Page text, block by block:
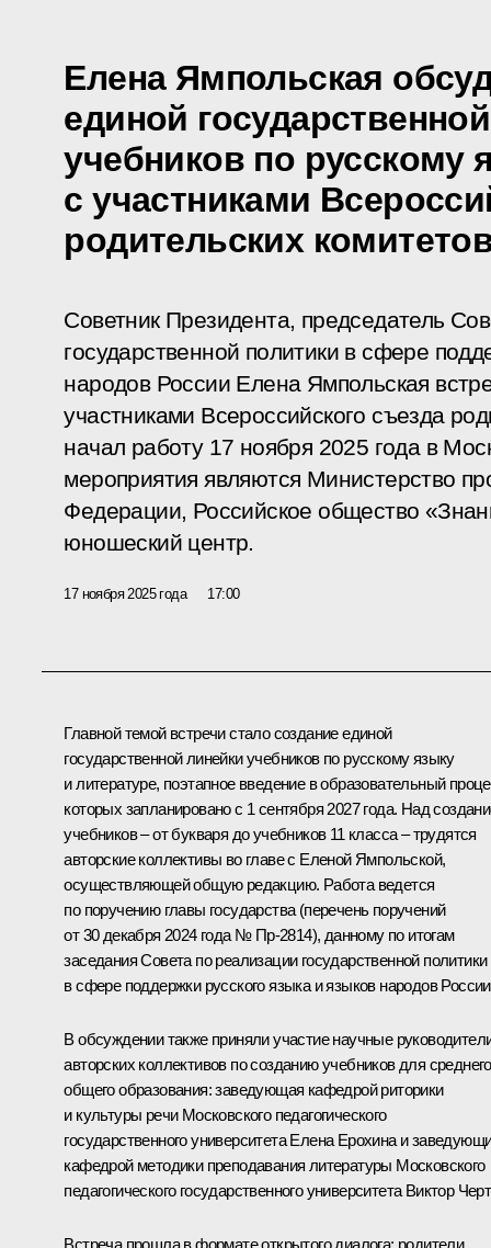
Елена Ямпольская
единой
учебников по русскому
с участниками
родительских
Советник Президента, председатель
государственной политики в сфере
народов России Елена Ямпольская
участниками Всероссийского съезда
начал работу 17 ноября 2025 года в
мероприятия являются Министерство
Федерации, Российское общество
юношеский центр.
17 ноября 2025 года 17:00
Главной темой встречи стало создание единой
государственной линейки учебников по русскому языку
и литературе, поэтапное введение в образовательный
которых запланировано с 1 сентября 2027 года. Над
учебников – от букваря до учебников 11 класса – трудятся
авторские коллективы во главе с Еленой Ямпольской,
осуществляющей общую редакцию. Работа ведется
по поручению главы государства (перечень поручений
от 30 декабря 2024 года № Пр-2814), данному по итогам
заседания Совета по реализации государственной политики
в сфере поддержки русского языка и языков народов
В обсуждении также приняли участие научные
авторских коллективов по созданию учебников для среднего
общего образования: заведующая кафедрой риторики
и культуры речи Московского педагогического
государственного университета Елена Ерохина и
кафедрой методики преподавания литературы Московского
педагогического государственного университета Виктор
Встреча прошла в формате открытого диалога: родители